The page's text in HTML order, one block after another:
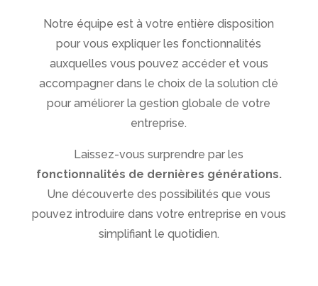
Notre équipe est à votre entière disposition
pour vous expliquer les fonctionnalités
auxquelles vous pouvez accéder et vous
accompagner dans le choix de la solution clé
pour améliorer la gestion globale de votre
entreprise.
Laissez-vous surprendre par les
fonctionnalités de dernières générations.
Une découverte des possibilités que vous
pouvez introduire dans votre entreprise en vous
simplifiant le quotidien.